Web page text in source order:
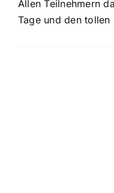
Allen Teilnehmern
Tage und den tollen